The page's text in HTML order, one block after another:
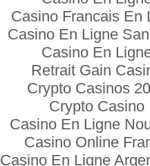
Casino Francais En
Casino En Ligne
Casino En
Retrait Gain
Crypto Casinos
Crypto Casino
Casino En Ligne
Casino Online
Casino En Ligne